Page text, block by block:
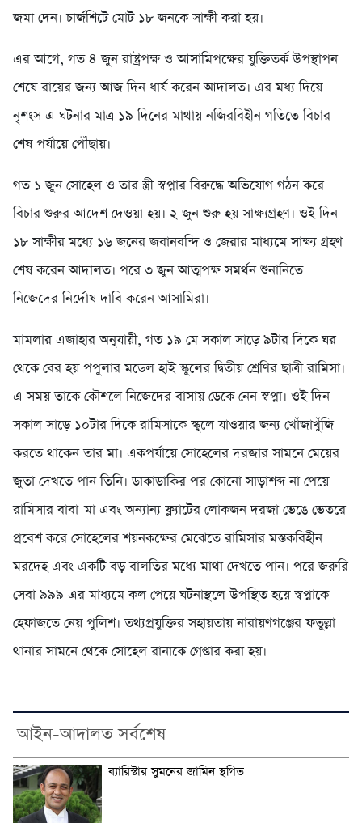
জমা দেন। চার্জশিটে মোট ১৮ জনকে সাক্ষী করা হয়।
এর আগে, গত ৪ জুন রাষ্ট্রপক্ষ ও আসামিপক্ষের যুক্তিতর্ক উপস্থাপন
শেষে রায়ের জন্য আজ দিন ধার্য করেন আদালত। এর মধ্য দিয়ে
নৃশংস এ ঘটনার মাত্র ১৯ দিনের মাথায় নজিরবিহীন গতিতে বিচার
শেষ পর্যায়ে পৌঁছায়।
গত ১ জুন সোহেল ও তার স্ত্রী স্বপ্নার বিরুদ্ধে অভিযোগ গঠন করে
বিচার শুরুর আদেশ দেওয়া হয়। ২ জুন শুরু হয় সাক্ষ্যগ্রহণ। ওই দিন
১৮ সাক্ষীর মধ্যে ১৬ জনের জবানবন্দি ও জেরার মাধ্যমে সাক্ষ্য গ্রহণ
শেষ করেন আদালত। পরে ৩ জুন আত্মপক্ষ সমর্থন শুনানিতে
নিজেদের নির্দোষ দাবি করেন আসামিরা।
মামলার এজাহার অনুযায়ী, গত ১৯ মে সকাল সাড়ে ৯টার দিকে ঘর
থেকে বের হয় পপুলার মডেল হাই স্কুলের দ্বিতীয় শ্রেণির ছাত্রী রামিসা।
এ সময় তাকে কৌশলে নিজেদের বাসায় ডেকে নেন স্বপ্না। ওই দিন
সকাল সাড়ে ১০টার দিকে রামিসাকে স্কুলে যাওয়ার জন্য খোঁজাখুঁজি
করতে থাকেন তার মা। একপর্যায়ে সোহেলের দরজার সামনে মেয়ের
জুতা দেখতে পান তিনি। ডাকাডাকির পর কোনো সাড়াশব্দ না পেয়ে
রামিসার বাবা-মা এবং অন্যান্য ফ্ল্যাটের লোকজন দরজা ভেঙে ভেতরে
প্রবেশ করে সোহেলের শয়নকক্ষের মেঝেতে রামিসার মস্তকবিহীন
মরদেহ এবং একটি বড় বালতির মধ্যে মাথা দেখতে পান। পরে জরুরি
সেবা ৯৯৯ এর মাধ্যমে কল পেয়ে ঘটনাস্থলে উপস্থিত হয়ে স্বপ্নাকে
হেফাজতে নেয় পুলিশ। তথ্যপ্রযুক্তির সহায়তায় নারায়ণগঞ্জের ফতুল্লা
থানার সামনে থেকে সোহেল রানাকে গ্রেপ্তার করা হয়।
আইন-আদালত সর্বশেষ
ব্যারিস্টার সুমনের জামিন স্থগিত